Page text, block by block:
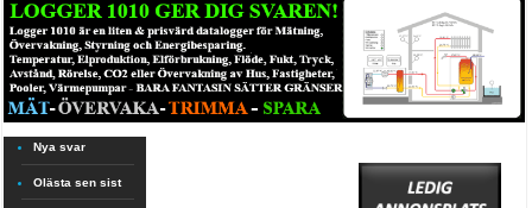
Nya svar
Olästa sen sist